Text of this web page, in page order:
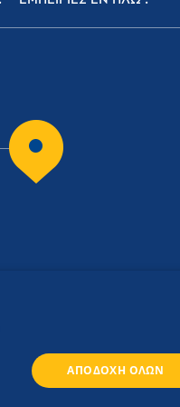
ΑΠΟΔΟΧΉ ΌΛΩΝ